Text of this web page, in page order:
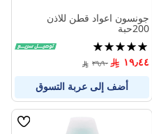
جونسون اعواد قطن للاذن
200حبة
تقييم:
100%
١٩٫٤٤ ٢٩٫٩٠
أضف إلى عربة التسوق
قائمة